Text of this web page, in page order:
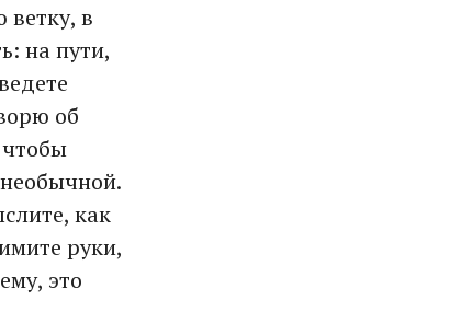
ветку, в
на пути,
об
как
руки,
это